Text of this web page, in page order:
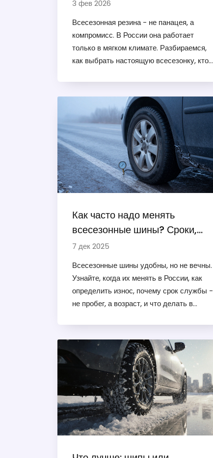
3 фев 2026
Всесезонная резина - не панацея, а
компромисс. В России она работает
только в мягком климате. Разбираемся,
как выбрать настоящую всесезонку, кто
Как часто надо менять
всесезонные шины? Сроки,
признаки износа и советы для
7 дек 2025
Всесезонные шины удобны, но не вечны.
Узнайте, когда их менять в России, как
определить износ, почему срок службы -
не пробег, а возраст, и что делать в